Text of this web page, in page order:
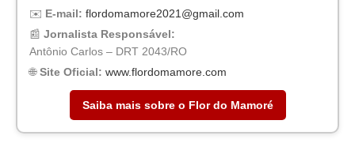
✉️ E-mail: flordomamore2021@gmail.com
📰 Jornalista Responsável:
Antônio Carlos – DRT 2043/RO
🌐Site Oficial: www.flordomamore.com
Saiba mais sobre o Flor do Mamoré